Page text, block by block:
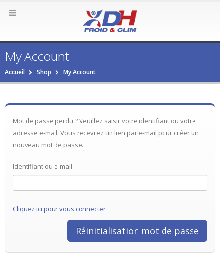
My Account
Accueil Shop My Account
Mot de passe perdu ? Veuillez saisir votre identifiant ou votre
adresse e-mail. Vous recevrez un lien par e-mail pour créer un
nouveau mot de passe.
Identifiant ou e-mail
Cliquez ici pour vous connecter